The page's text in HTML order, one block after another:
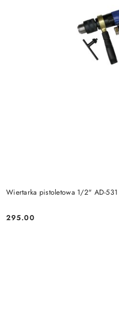
Wiertarka pistoletowa 1/2" AD-531
Cena:
295.00